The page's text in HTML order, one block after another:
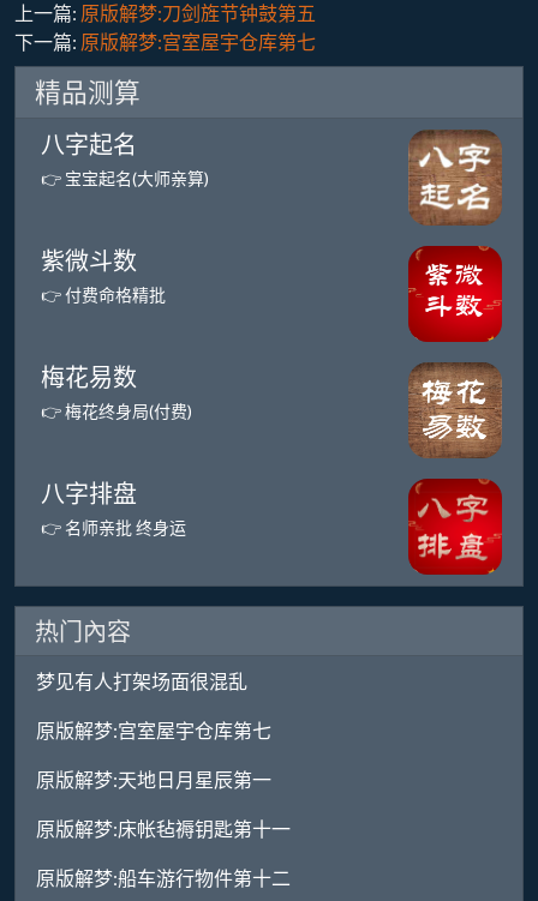
上一篇: 原版解梦:刀剑旌节钟鼓第五
下一篇: 原版解梦:宫室屋宇仓库第七
精品测算
八字起名
👉 宝宝起名(大师亲算)
紫微斗数
👉 付费命格精批
梅花易数
👉 梅花终身局(付费)
八字排盘
👉 名师亲批 终身运
热门內容
梦见有人打架场面很混乱
原版解梦:宫室屋宇仓库第七
原版解梦:天地日月星辰第一
原版解梦:床帐毡褥钥匙第十一
原版解梦:船车游行物件第十二